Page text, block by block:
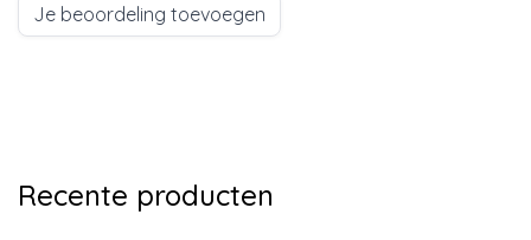
Je beoordeling toevoegen
Recente producten